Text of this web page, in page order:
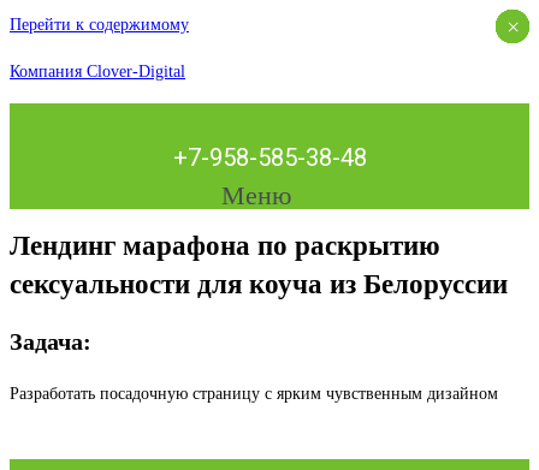
Перейти к содержимому
Компания Clover-Digital
+7-958-585-38-48
Меню
Лендинг марафона по раскрытию
сексуальности для коуча из Белоруссии
Задача:
Разработать посадочную страницу с ярким чувственным дизайном
×
×
×
×
×
×
×